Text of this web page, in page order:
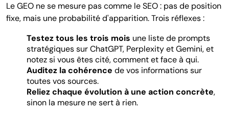
Le GEO ne se mesure pas comme le SEO : pas de position
fixe, mais une probabilité d'apparition. Trois réflexes :
Testez tous les trois mois une liste de prompts
stratégiques sur ChatGPT, Perplexity et Gemini, et
notez si vous êtes cité, comment et face à qui.
Auditez la cohérence de vos informations sur
toutes vos sources.
Reliez chaque évolution à une action concrète,
sinon la mesure ne sert à rien.